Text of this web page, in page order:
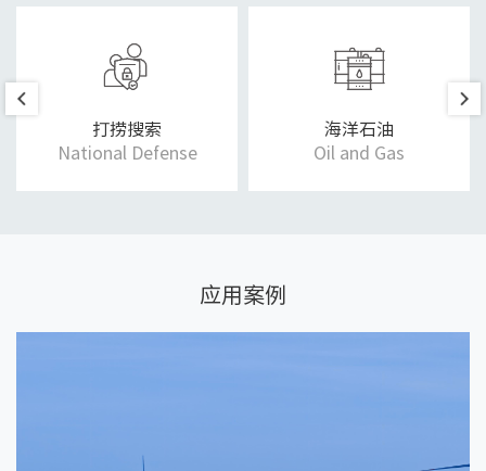
打捞搜索
National Defense
海洋石油
Oil and Gas
应用案例